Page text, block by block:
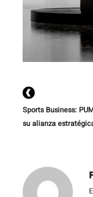
Sports Business:
su alianza